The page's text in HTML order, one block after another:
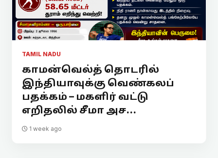
TAMIL NADU
காமன்வெல்த் தொடரில்
இந்தியாவுக்கு வெண்கலப்
பதக்கம் – மகளிர் வட்டு
எறிதலில் சீமா அச...
1 week ago